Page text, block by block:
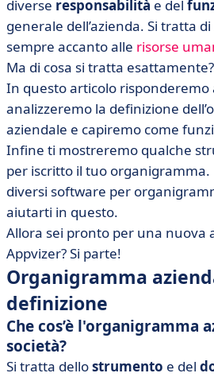
• Come spiegare un
• Quali sono le tre tipologie di
aziendale?
• Che tipo di organigramma si
azienda?
• Come costruire e leggere un
da scaricare)
• Pronto a scattare una fotografia
diverse responsabilità e del
generale dell’azienda. Si tratta
sempre accanto alle risorse
Ma di cosa si tratta
In questo articolo
analizzeremo la definizione
aziendale e capiremo come
Infine ti mostreremo qualche
per iscritto il tuo organigramma.
diversi software per
aiutarti in questo.
Allora sei pronto per una nuova
Appvizer? Si parte!
Organigramma
definizione
Che cos’è l'organigramma
società?
Si tratta dellostrumento e del